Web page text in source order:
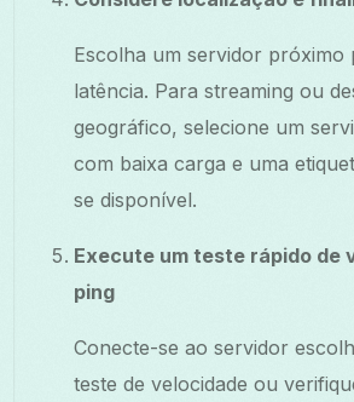
Escolha um servidor próximo
latência. Para streaming ou
geográfico, selecione um
com baixa carga e uma
se disponível.
Execute um teste rápido de
ping
Conecte-se ao servidor
teste de velocidade ou